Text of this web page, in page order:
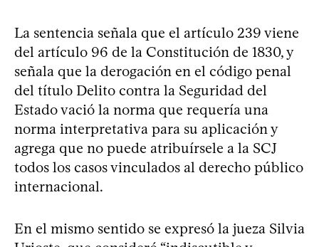
La sentencia señala que el artículo 239 viene
del artículo 96 de la Constitución de 1830, y
señala que la derogación en el código penal
del título Delito contra la Seguridad del
Estado vació la norma que requería una
norma interpretativa para su aplicación y
agrega que no puede atribuírsele a la SCJ
todos los casos vinculados al derecho público
internacional.
En el mismo sentido se expresó la jueza Silvia